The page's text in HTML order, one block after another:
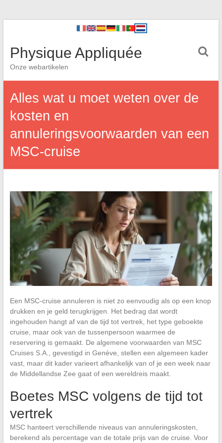
Physique Appliquée
Onze webartikelen
Alles wat u moet weten over de
kosten en
annuleringsvoorwaarden van een
MSC-cruise
Een MSC-cruise annuleren is niet zo eenvoudig als op een knop
drukken en je geld terugkrijgen. Het bedrag dat wordt
ingehouden hangt af van de tijd tot vertrek, het type geboekte
cruise, maar ook van de tussenpersoon waarmee de
reservering is gemaakt. De algemene voorwaarden van MSC
Cruises S.A., gevestigd in Genève, stellen een algemeen kader
vast, maar dit kader varieert afhankelijk van of je een week naar
de Middellandse Zee gaat of een wereldreis maakt.
Boetes MSC volgens de tijd tot
vertrek
MSC hanteert verschillende niveaus van annuleringskosten,
berekend als percentage van de totale prijs van de cruise. Voor